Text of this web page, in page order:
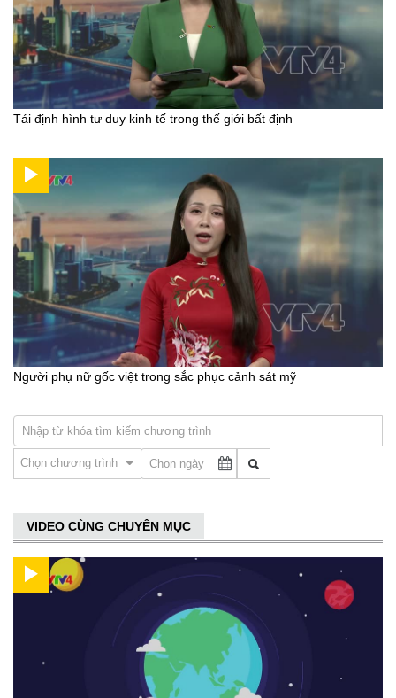
Tái định hình tư duy kinh tế trong thế giới bất định
Người phụ nữ gốc việt trong sắc phục cảnh sát mỹ
Chọn chương trình
VIDEO CÙNG CHUYÊN MỤC